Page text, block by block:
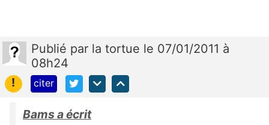
Publié par la tortue le 07/01/2011 à
08h24
!
citer
Bams a écrit